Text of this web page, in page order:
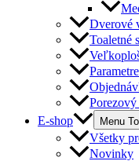
Dverové
Toaletné
E-shop
Menu
Všetky
Novinky